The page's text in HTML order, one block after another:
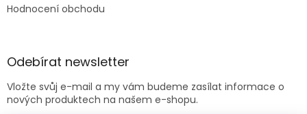
Hodnocení obchodu
Odebírat newsletter
Vložte svůj e-mail a my vám budeme zasílat informace o
nových produktech na našem e-shopu.